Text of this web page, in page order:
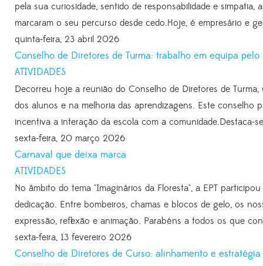
pela sua curiosidade, sentido de responsabilidade e
marcaram o seu percurso desde cedo.Hoje, é empresário e
quinta-feira, 23 abril 2026
Conselho de Diretores de Turma: trabalho em equipa pelo
ATIVIDADES
Decorreu hoje a reunião do Conselho de Diretores de
dos alunos e na melhoria das aprendizagens. Este conselho
incentiva a interação da escola com a comunidade.Destaca-
sexta-feira, 20 março 2026
Carnaval que deixa marca
ATIVIDADES
No âmbito do tema "Imaginários da Floresta", a EPT
dedicação. Entre bombeiros, chamas e blocos de gelo, os
expressão, reflexão e animação. Parabéns a todos os que
sexta-feira, 13 fevereiro 2026
Conselho de Diretores de Curso: alinhamento e estratégia